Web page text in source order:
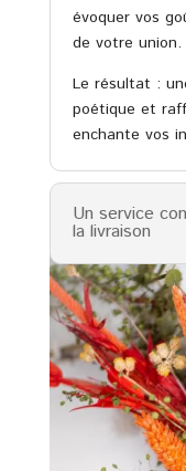
évoquer vos
de votre union.
Le résultat :
poétique et
enchante vos
Un service
la livraison